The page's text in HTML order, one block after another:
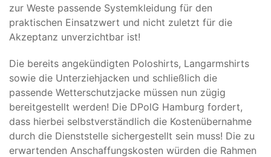
zur Weste passende Systemkleidung für den
praktischen Einsatzwert und nicht zuletzt für die
Akzeptanz unverzichtbar ist!
Die bereits angekündigten Poloshirts, Langarmshirts
sowie die Unterziehjacken und schließlich die
passende Wetterschutzjacke müssen nun zügig
bereitgestellt werden! Die DPolG Hamburg fordert,
dass hierbei selbstverständlich die Kostenübernahme
durch die Dienststelle sichergestellt sein muss! Die zu
erwartenden Anschaffungskosten würden die Rahmen